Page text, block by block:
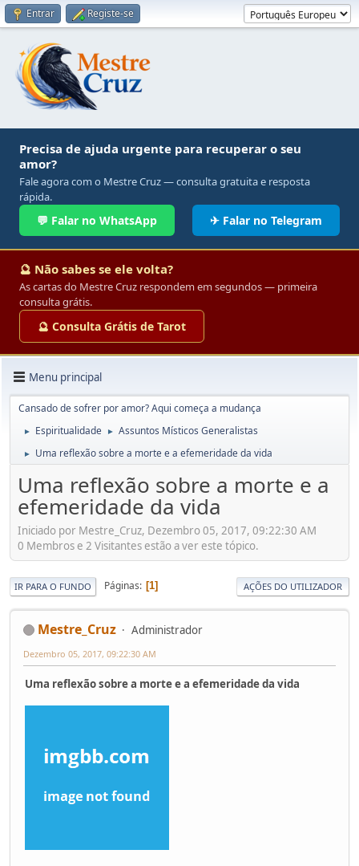
Entrar Registe-se
Precisa de ajuda urgente para recuperar o seu
amor?
Fale agora com o Mestre Cruz — consulta gratuita e resposta
rápida.
💬 Falar no WhatsApp ✈ Falar no Telegram
🔮 Não sabes se ele volta?
As cartas do Mestre Cruz respondem em segundos — primeira
consulta grátis.
🔮 Consulta Grátis de Tarot
Menu principal
Cansado de sofrer por amor? Aqui começa a mudança
► Espiritualidade ► Assuntos Místicos Generalistas
► Uma reflexão sobre a morte e a efemeridade da vida
Uma reflexão sobre a morte e a
efemeridade da vida
Iniciado por Mestre_Cruz, Dezembro 05, 2017, 09:22:30 AM
0 Membros e 2 Visitantes estão a ver este tópico.
IR PARA O FUNDO Páginas 1 AÇÕES DO UTILIZADOR
Mestre_Cruz Administrador
Dezembro 05, 2017, 09:22:30 AM
Uma reflexão sobre a morte e a efemeridade da vida